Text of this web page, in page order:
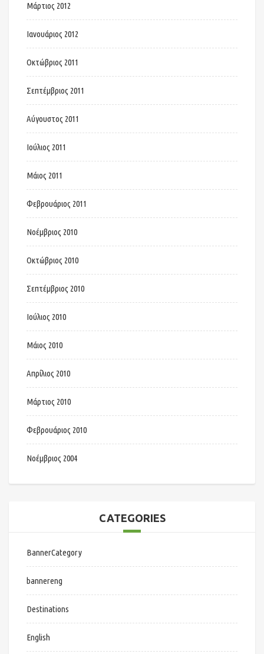
Μάρτιος 2012
Ιανουάριος 2012
Οκτώβριος 2011
Σεπτέμβριος 2011
Αύγουστος 2011
Ιούλιος 2011
Μάιος 2011
Φεβρουάριος 2011
Νοέμβριος 2010
Οκτώβριος 2010
Σεπτέμβριος 2010
Ιούλιος 2010
Μάιος 2010
Απρίλιος 2010
Μάρτιος 2010
Φεβρουάριος 2010
Νοέμβριος 2004
CATEGORIES
BannerCategory
bannereng
Destinations
English